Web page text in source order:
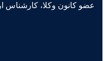
عضو کانون وکلا،